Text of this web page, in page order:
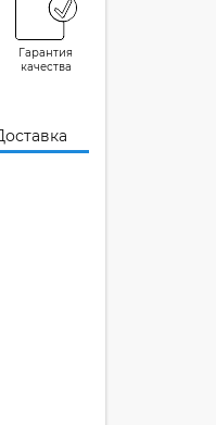
Гарантия
качества